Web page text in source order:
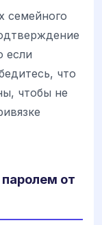
семейного
если
что
чтобы не
от